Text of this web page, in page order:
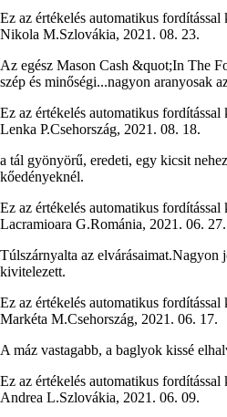
Ez az értékelés automatikus fordítással
Nikola M.Szlovákia, 2021. 08. 23.
Az egész Mason Cash &quot;In The
szép és minőségi...nagyon aranyosak
Ez az értékelés automatikus fordítással
Lenka P.Csehország, 2021. 08. 18.
a tál gyönyörű, eredeti, egy kicsit
kőedényeknél.
Ez az értékelés automatikus fordítással
Lacramioara G.Románia, 2021. 06. 27.
Túlszárnyalta az elvárásaimat.Nagyon
kivitelezett.
Ez az értékelés automatikus fordítással
Markéta M.Csehország, 2021. 06. 17.
A máz vastagabb, a baglyok kissé
Ez az értékelés automatikus fordítással
Andrea L.Szlovákia, 2021. 06. 09.